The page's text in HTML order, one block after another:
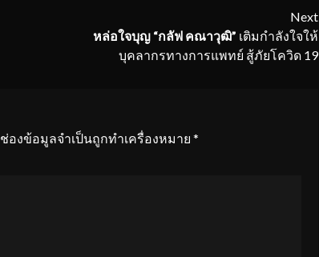
Next
หล่อใจบุญ “กลัฟ คณาวุฒิ” เติมกำลังใจให้
บุคลากรทางการแพทย์ สู้ภัยโควิด 19
ช่องข้อมูลจำเป็นถูกทำเครื่องหมาย *